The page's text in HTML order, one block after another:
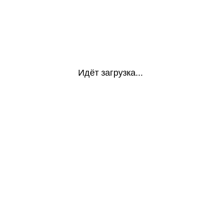
Идёт загрузка...